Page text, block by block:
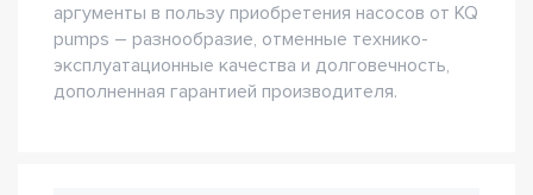
аргументы в пользу приобретения насосов от KQ
pumps – разнообразие, отменные технико-
эксплуатационные качества и долговечность,
дополненная гарантией производителя.